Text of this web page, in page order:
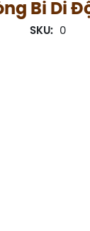
Bi Di
SKU: 0